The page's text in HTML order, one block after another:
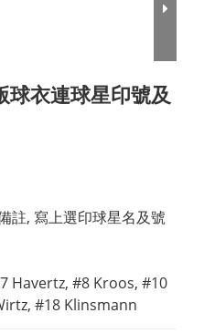
球衣連球星印號及
註, 寫上選印球星名及號
Havertz, #8 Kroos, #10
#18 Klinsmann